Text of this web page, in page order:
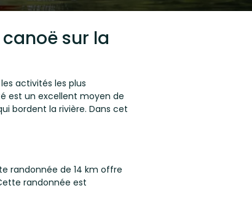
sur la
activités les plus
est un excellent moyen de
bordent la rivière. Dans cet
randonnée de 14 km offre
randonnée est